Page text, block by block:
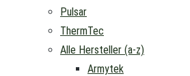
Pulsar
ThermTec
Alle Hersteller (a-z)
Armytek